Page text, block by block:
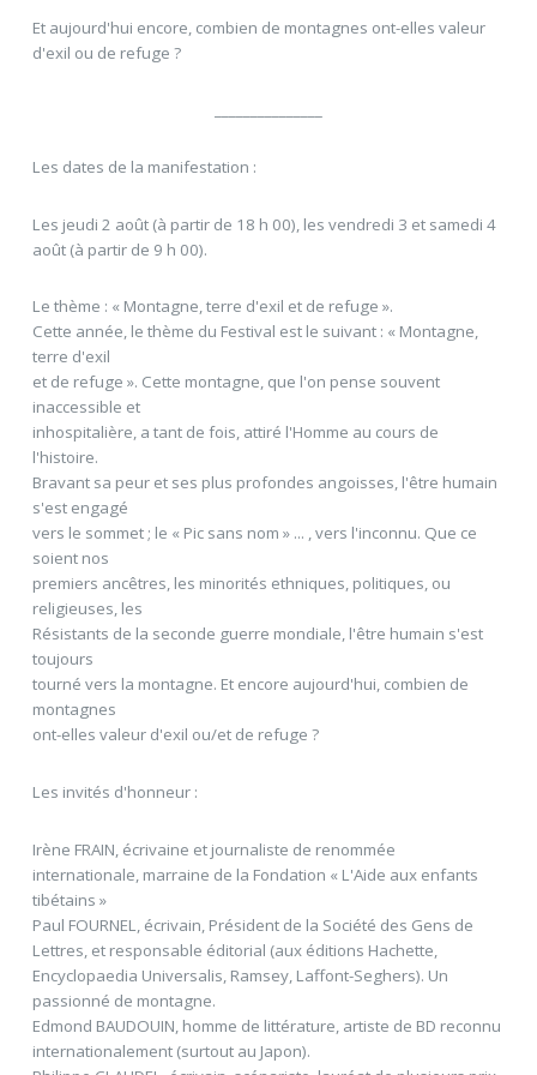
Et aujourd'hui encore, combien de montagnes ont-elles valeur
d'exil ou de refuge ? 
Les dates de la manifestation :
Les jeudi 2 août (à partir de 18 h 00), les vendredi 3 et samedi 4
août (à partir de 9 h 00).
Le thème : « Montagne, terre d'exil et de refuge ».
Cette année, le thème du Festival est le suivant : « Montagne,
terre d'exil
et de refuge ». Cette montagne, que l'on pense souvent
inaccessible et
inhospitalière, a tant de fois, attiré l'Homme au cours de
l'histoire.
Bravant sa peur et ses plus profondes angoisses, l'être humain
s'est engagé
vers le sommet ; le « Pic sans nom » ... , vers l'inconnu. Que ce
soient nos
premiers ancêtres, les minorités ethniques, politiques, ou
religieuses, les
Résistants de la seconde guerre mondiale, l'être humain s'est
toujours
tourné vers la montagne. Et encore aujourd'hui, combien de
montagnes
ont-elles valeur d'exil ou/et de refuge ?
Les invités d'honneur :
Irène FRAIN, écrivaine et journaliste de renommée
internationale, marraine de la Fondation « L'Aide aux enfants
tibétains »
Paul FOURNEL, écrivain, Président de la Société des Gens de
Lettres, et responsable éditorial (aux éditions Hachette,
Encyclopaedia Universalis, Ramsey, Laffont-Seghers). Un
passionné de montagne.
Edmond BAUDOUIN, homme de littérature, artiste de BD reconnu
internationalement (surtout au Japon).